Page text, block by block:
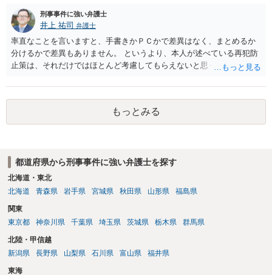
刑事事件に強い弁護士
井上 祐司 弁護士
率直なことを言いますと、手書きかＰＣかで差異はなく、まとめるか
分けるかで差異もありません。 というより、本人が述べている再犯防
止策は、それだけではほとんど考慮してもらえないと思った方が良い
やカウンセリング・治療の内容 ・利用している再犯防止策（例えば保
護観察所と連携した職業支援の内容や具体的な就労・監督状況） ・監
督者の証言 など、証拠で担保された客観性と実現可能性があるもので
なければあまり意味がありません。 もともと執行猶予が狙える事案で
いうのが実感です。
もっとみる
都道府県から刑事事件に強い弁護士を探す
北海道・東北
北海道
青森県 岩手県 宮城県 秋田県 山形県 福島県
関東
東京都
神奈川県 千葉県 埼玉県 茨城県 栃木県 群馬県
北陸・甲信越
新潟県
長野県 山梨県 石川県 富山県 福井県
東海